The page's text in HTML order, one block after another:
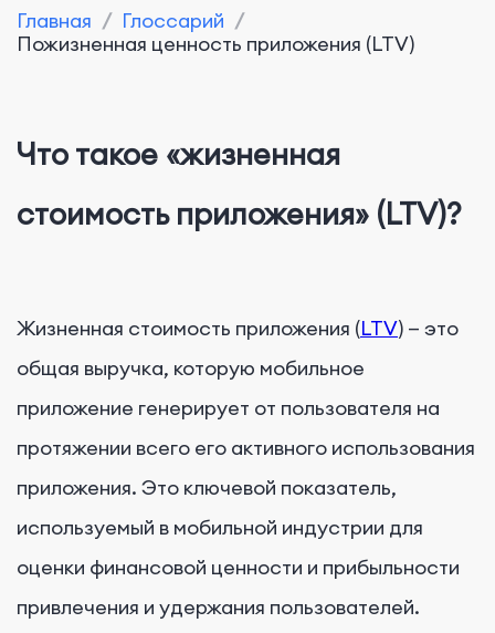
Главная / Глоссарий /
Пожизненная ценность приложения (LTV)
Что такое «жизненная
стоимость приложения» (LTV)?
Жизненная стоимость приложения (LTV) — это
общая выручка, которую мобильное
приложение генерирует от пользователя на
протяжении всего его активного использования
приложения. Это ключевой показатель,
используемый в мобильной индустрии для
оценки финансовой ценности и прибыльности
привлечения и удержания пользователей.